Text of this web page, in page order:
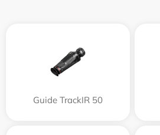
Guide TrackIR 50